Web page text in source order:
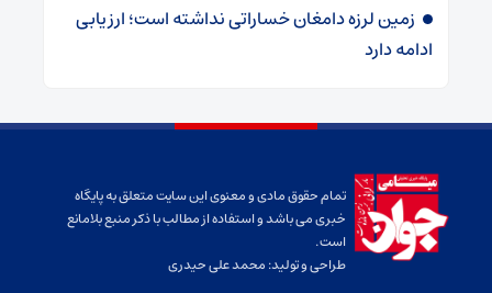
زمین لرزه دامغان خساراتی نداشته است؛ ارزیابی
ادامه دارد
تمام حقوق مادی و معنوی این سایت متعلق به پایگاه
خبری می باشد و استفاده از مطالب با ذکر منبع بلامانع
است.
طراحی و تولید:محمد علی حیدری